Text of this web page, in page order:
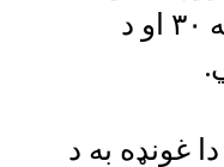
جون د روانې میاشتې په ۳۰ او د
غونډه به د